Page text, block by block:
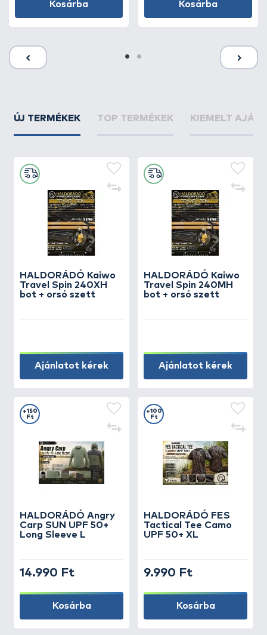
Kosárba Kosárba
ÚJ TERMÉKEK TOP TERMÉKEK KIEMELT
HALDORÁDÓ Kaiwo
Travel Spin 240XH
bot + orsó szett
Ajánlatot kérek
HALDORÁDÓ Kaiwo
Travel Spin 240MH
bot + orsó szett
Ajánlatot kérek
HALDORÁDÓ Angry
Carp SUN UPF 50+
Long Sleeve L
+150
Ft
14.990 Ft
Kosárba
HALDORÁDÓ FES
Tactical Tee Camo
UPF 50+ XL
+100
Ft
9.990 Ft
Kosárba